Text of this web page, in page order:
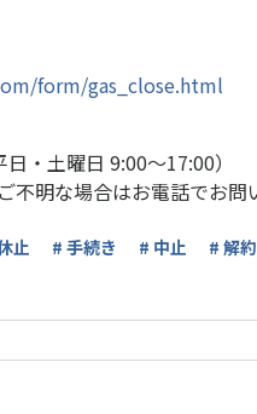
form/gas_close.html
・土曜日 9:00～17:00）
明な場合はお電話でお問
止 # 手続き # 中止 # 解約